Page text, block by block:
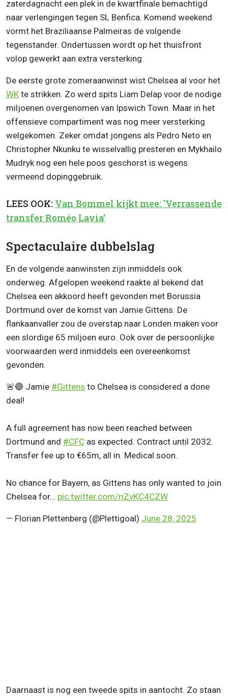
zaterdagnacht een plek in de kwartfinale bemachtigd
naar verlengingen tegen SL Benfica. Komend weekend
vormt het Braziliaanse Palmeiras de volgende
tegenstander. Ondertussen wordt op het thuisfront
volop gewerkt aan extra versterking.
De eerste grote zomeraanwinst wist Chelsea al voor het
WK te strikken. Zo werd spits Liam Delap voor de nodige
miljoenen overgenomen van Ipswich Town. Maar in het
offensieve compartiment was nog meer versterking
welgekomen. Zeker omdat jongens als Pedro Neto en
Christopher Nkunku te wisselvallig presteren en Mykhailo
Mudryk nog een hele poos geschorst is wegens
vermeend dopinggebruik.
LEES OOK: Van Bommel kijkt mee: 'Verrassende
transfer Roméo Lavia'
Spectaculaire dubbelslag
En de volgende aanwinsten zijn inmiddels ook
onderweg. Afgelopen weekend raakte al bekend dat
Chelsea een akkoord heeft gevonden met Borussia
Dortmund over de komst van Jamie Gittens. De
flankaanvaller zou de overstap naar Londen maken voor
een slordige 65 miljoen euro. Ook over de persoonlijke
voorwaarden werd inmiddels een overeenkomst
gevonden.
🚨🔵 Jamie #Gittens to Chelsea is considered a done
deal!
A full agreement has now been reached between
Dortmund and #CFC as expected. Contract until 2032.
Transfer fee up to €65m, all in. Medical soon.
No chance for Bayern, as Gittens has only wanted to join
Chelsea for… pic.twitter.com/riZvKC4CZW
— Florian Plettenberg (@Plettigoal) June 28, 2025
Daarnaast is nog een tweede spits in aantocht. Zo staan